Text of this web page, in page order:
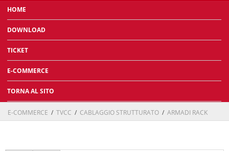
HOME
DOWNLOAD
TICKET
E-COMMERCE
TORNA AL SITO
E-COMMERCE / TVCC / CABLAGGIO STRUTTURATO / ARMADI RACK